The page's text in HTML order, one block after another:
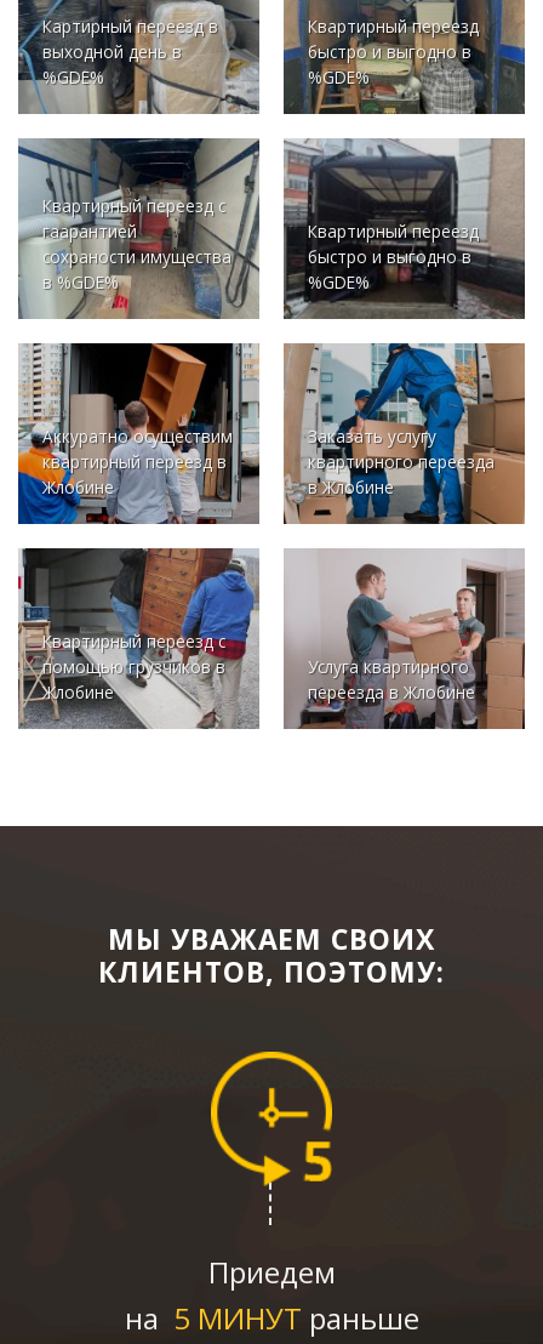
Картирный переезд в
выходной день в
%GDE%
Квартирный переезд
быстро и выгодно в
%GDE%
Квартирный переезд с
гаарантией
сохраности имущества
в %GDE%
Квартирный переезд
быстро и выгодно в
%GDE%
Аккуратно осуществим
квартирный переезд в
Жлобине
Заказать услугу
квартирного переезда
в Жлобине
Квартирный переезд с
помощью грузчиков в
Жлобине
Услуга квартирного
переезда в Жлобине
МЫ УВАЖАЕМ СВОИХ
КЛИЕНТОВ, ПОЭТОМУ:
Приедем
на 5 МИНУТ раньше